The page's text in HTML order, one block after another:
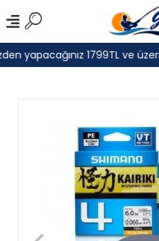
yapacağınız 1799TL ve